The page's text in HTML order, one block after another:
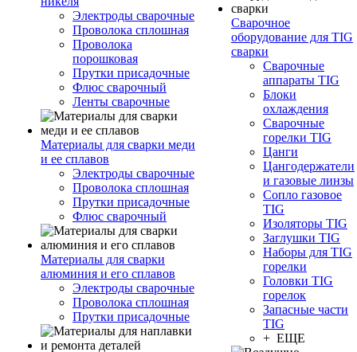
Электроды сварочные
Проволока сплошная
Проволока
порошковая
Прутки присадочные
Флюс сварочный
Ленты сварочные
Материалы для сварки меди
и ее сплавов
Электроды сварочные
Проволока сплошная
Прутки присадочные
Флюс сварочный
Материалы для сварки
алюминия и его сплавов
Электроды сварочные
Проволока сплошная
Прутки присадочные
Сварочное
оборудование для TIG
сварки
Сварочные
аппараты TIG
Блоки
охлаждения
Сварочные
горелки TIG
Цанги
Цангодержатели
и газовые линзы
Сопло газовое
TIG
Изоляторы TIG
Заглушки TIG
Наборы для TIG
горелки
Головки TIG
горелок
Запасные части
TIG
+ ЕЩЕ